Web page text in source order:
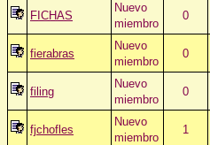
FICHAS
Nuevo
miembro
0
fierabras
Nuevo
miembro
0
filing
Nuevo
miembro
0
fjchofles
Nuevo
miembro
1